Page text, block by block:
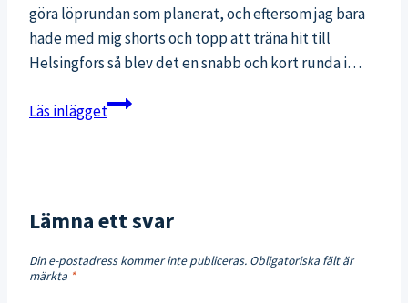
göra löprundan som planerat, och eftersom jag bara
hade med mig shorts och topp att träna hit till
Helsingfors så blev det en snabb och kort runda i…
Läs inläggetLöprunda
Lämna ett svar
Din e-postadress kommer inte publiceras. Obligatoriska fält är
märkta *